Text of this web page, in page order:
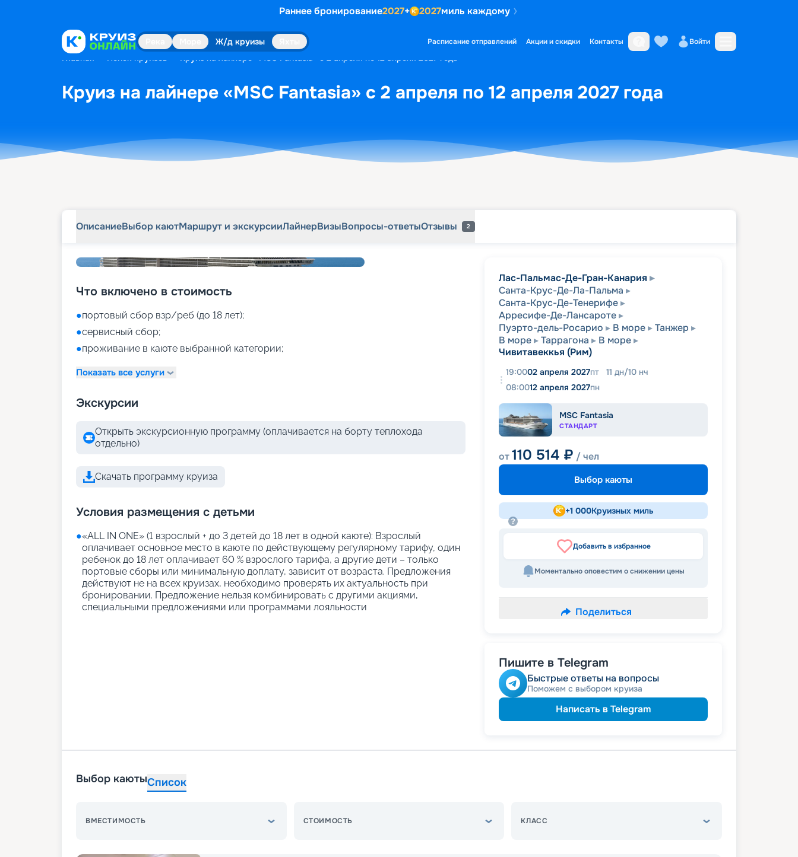
Раннее бронирование2027+ 2027миль каждому
Ж/д круизы Расписание отправлений Акции и скидки Контакты Войти
Главная Поиск круизов Круиз на лайнере «MSC Fantasia» с 2 апреля по 12 апреля 2027 года
Круиз на лайнере «MSC Fantasia» с 2 апреля по 12 апреля 2027 года
ОписаниеВыбор каютМаршрут и экскурсииЛайнерВизыВопросы-ответыОтзывы 2
Что включено в стоимость
●портовый сбор взр/реб (до 18 лет);
●сервисный сбор;
●проживание в каюте выбранной категории;
Показать все услуги
Экскурсии
Открыть экскурсионную программу (оплачивается на борту теплохода
отдельно)
Скачать программу круиза
Условия размещения с детьми
●«АLL IN ONE» (1 взрослый + до 3 детей до 18 лет в одной каюте): Взрослый
оплачивает основное место в каюте по действующему регулярному тарифу, один
ребенок до 18 лет оплачивает 60 % взрослого тарифа, а другие дети – только
портовые сборы или минимальную доплату, зависит от возраста. Предложения
действуют не на всех круизах, необходимо проверять их актуальность при
бронировании. Предложение нельзя комбинировать с другими акциями,
специальными предложениями или программами лояльности
Лас-Пальмас-Де-Гран-Канария
Санта-Крус-Де-Ла-Пальма
Санта-Крус-Де-Тенерифе
Арресифе-Де-Лансароте
Пуэрто-дель-Росарио
В море
Танжер
В море
Таррагона
В море
Чивитавеккья (Рим)
19:0002 апреля 2027пт 11 дн/10 нч
08:0012 апреля 2027пн
MSC Fantasia
СТАНДАРТ
от110 514 ₽ / чел
Выбор каюты
+1 000Круизных миль
Добавить в избранное
Моментально оповестим о снижении цены
Поделиться
Пишите в Telegram
Быстрые ответы на вопросы
Поможем с выбором круиза
Написать в Telegram
Выбор каютыСписок
ВМЕСТИМОСТЬ СТОИМОСТЬ КЛАСС